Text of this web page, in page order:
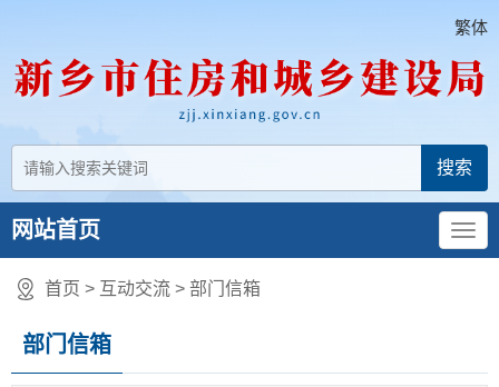
繁体
网站首页
首页 > 互动交流 > 部门信箱
部门信箱